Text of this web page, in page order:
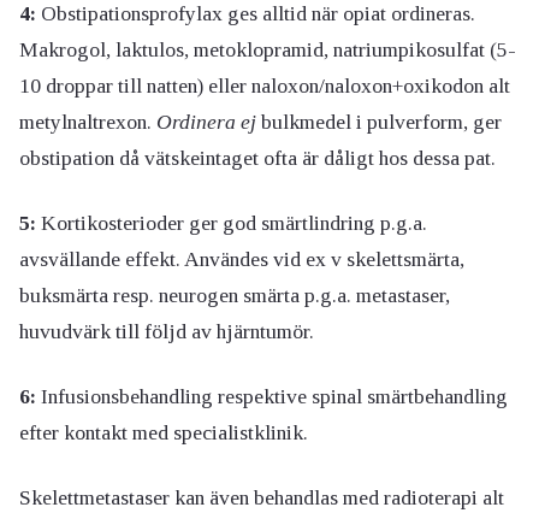
4: Obstipationsprofylax ges alltid när opiat ordineras.
Makrogol, laktulos, metoklopramid, natriumpikosulfat (5-
10 droppar till natten) eller naloxon/naloxon+oxikodon alt
metylnaltrexon. Ordinera ej bulkmedel i pulverform, ger
obstipation då vätskeintaget ofta är dåligt hos dessa pat.
5: Kortikosterioder ger god smärtlindring p.g.a.
avsvällande effekt. Användes vid ex v skelettsmärta,
buksmärta resp. neurogen smärta p.g.a. metastaser,
huvudvärk till följd av hjärntumör.
6: Infusionsbehandling respektive spinal smärtbehandling
efter kontakt med specialistklinik.
Skelettmetastaser kan även behandlas med radioterapi alt